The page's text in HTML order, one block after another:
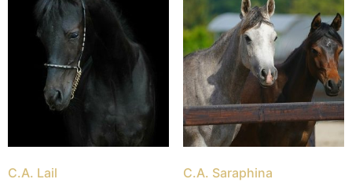
C.A. Lail C.A. Saraphina